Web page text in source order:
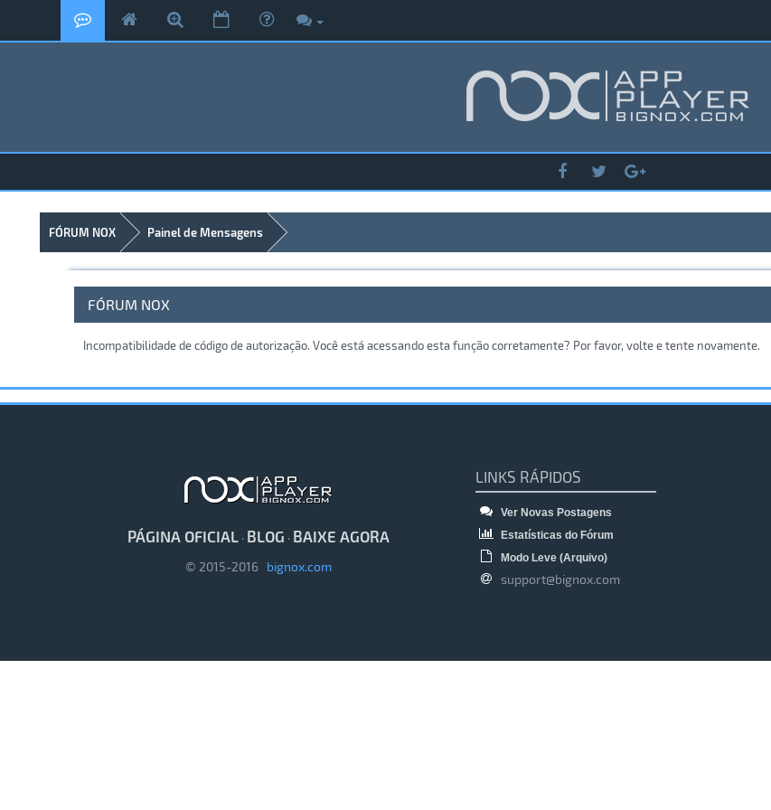
FÓRUM NOX Painel de Mensagens
FÓRUM NOX
Incompatibilidade de código de autorização. Você está acessando esta função corretamente? Por favor, volte e tente novamente.
PÁGINA OFICIAL · BLOG · BAIXE AGORA
© 2015-2016 bignox.com
LINKS RÁPIDOS
Ver Novas Postagens
Estatísticas do Fórum
Modo Leve (Arquivo)
support@bignox.com